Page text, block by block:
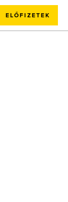
ELŐFIZETEK